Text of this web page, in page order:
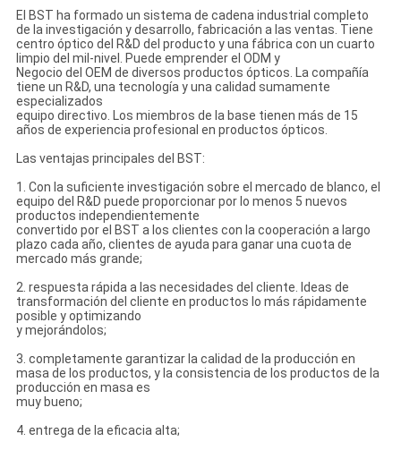
El BST ha formado un sistema de cadena industrial completo
de la investigación y desarrollo, fabricación a las ventas. Tiene
centro óptico del R&D del producto y una fábrica con un cuarto
limpio del mil-nivel. Puede emprender el ODM y
Negocio del OEM de diversos productos ópticos. La compañía
tiene un R&D, una tecnología y una calidad sumamente
especializados
equipo directivo. Los miembros de la base tienen más de 15
años de experiencia profesional en productos ópticos.
Las ventajas principales del BST:
1. Con la suficiente investigación sobre el mercado de blanco, el
equipo del R&D puede proporcionar por lo menos 5 nuevos
productos independientemente
convertido por el BST a los clientes con la cooperación a largo
plazo cada año, clientes de ayuda para ganar una cuota de
mercado más grande;
2. respuesta rápida a las necesidades del cliente. Ideas de
transformación del cliente en productos lo más rápidamente
posible y optimizando
y mejorándolos;
3. completamente garantizar la calidad de la producción en
masa de los productos, y la consistencia de los productos de la
producción en masa es
muy bueno;
4. entrega de la eficacia alta;